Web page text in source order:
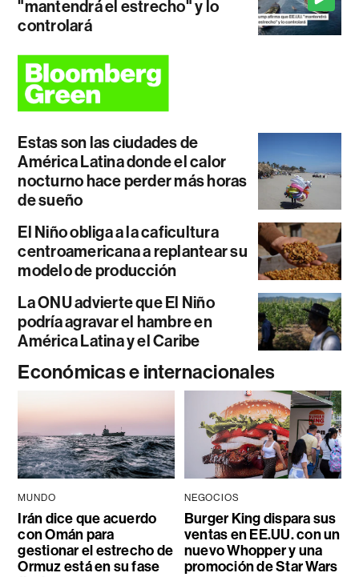
"mantendrá el estrecho" y lo
controlará
Estas son las ciudades de
América Latina donde el calor
nocturno hace perder más horas
de sueño
El Niño obliga a la caficultura
centroamericana a replantear su
modelo de producción
La ONU advierte que El Niño
podría agravar el hambre en
América Latina y el Caribe
Económicas e internacionales
MUNDO
Irán dice que acuerdo
con Omán para
gestionar el estrecho de
Ormuz está en su fase
NEGOCIOS
Burger King dispara sus
ventas en EE.UU. con un
nuevo Whopper y una
promoción de Star Wars